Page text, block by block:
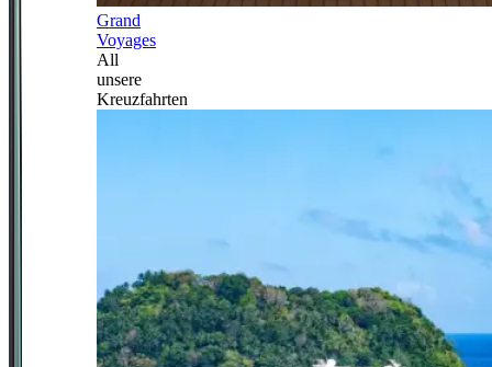
Grand
Voyages
All
unsere
Kreuzfahrten